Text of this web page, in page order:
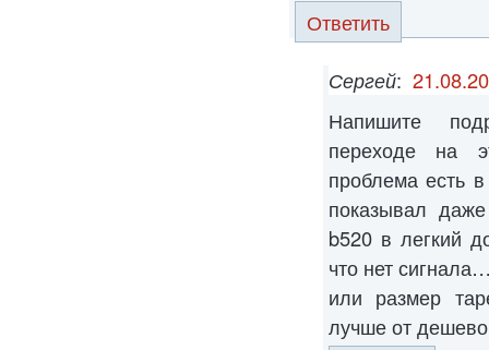
Ответить
Сергей:
Напишите
переходе на
проблема есть
показывал
b520 в легкий
что нет
или размер
лучше от